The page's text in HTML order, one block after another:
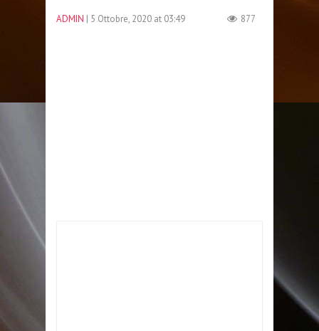
ADMIN | 5 Ottobre, 2020 at 03:49 877